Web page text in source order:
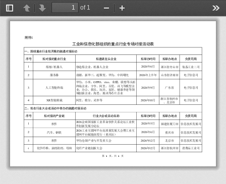
Toggle
Sidebar
PreviousNext
of 1
Zoom
Out
In
附件1
工业和信息化部组织的重点行业专场对接活动表
一 、围绕重点行业拟开展的融通对接活动
序号 拟对接的重点行业 拟邀请龙头企业 拟举办时间 拟举办地点 负责司局
1 船舶/机器人 修造船企业、 机器 人 企业 2026年6月 浙江省舟山市 装备 工 业二 司
2 服务器 浪潮 、新华三 、超聚变、 华为 、中科曙光 2026年 上半 年 山 东省济南市 电子信息 司
3 人 工智能终端
华为 小米、OPPO、 vivo、 荣耀、联想等头部
终端企业， 字节 、阿里 百度 、讯飞等模型企
业， 办 公、 娱乐 、玩具 家居 、健康养老等领
域创新企业，海 思 展讯等芯片企业
2026年9月 广东 省 电子信息 司
4 XR智能眼镜 阿里 、歌尔、 灵伴等 2026年10月
浙江 省杭州市
北京市
电子信息 司
二 、拟在行业大会或活动中举办的融通对接活动
序号 拟对接的产业链 行业大会或活动名称 拟举办时间 拟举办地点 负责司局
1 软件
2026金砖国家新 工 业革命伙伴 关系论坛工 业软
件创新发展分论坛
2026年5月 福建省厦门市 信息技术发展 司
2 汽 车 、钢铁
2026 工 业互联网平台高质量发展 大会暨工 业互
联网平台赋能深度行（ 重庆站）
2026年6月 重庆市 信息技术发展 司
3 软件 华为仓颉产业与开发者大会 2026年12月 北京市 信息技术发展司
4 化学纤维、 油剂 助剂 母粒 化纤产业链创新大会 2026年12月 浙江省杭州市 消 费品 工 业司
第 1 页， 共 1 页